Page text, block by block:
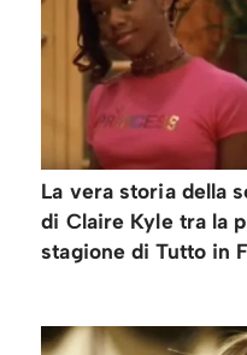
La vera storia della
di Claire Kyle tra la
stagione di Tutto in